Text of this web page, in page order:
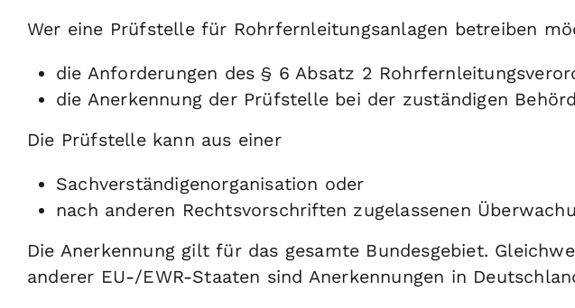
Wer eine Prüfstelle für Rohrfernleitungsanlagen betreiben
die Anforderungen des § 6 Absatz 2
die Anerkennung der Prüfstelle bei der zuständigen
Die Prüfstelle kann aus einer
Sachverständigenorganisation oder
nach anderen Rechtsvorschriften zugelassenen
Die Anerkennung gilt für das gesamte Bundesgebiet.
anderer EU-/EWR-Staaten sind Anerkennungen in